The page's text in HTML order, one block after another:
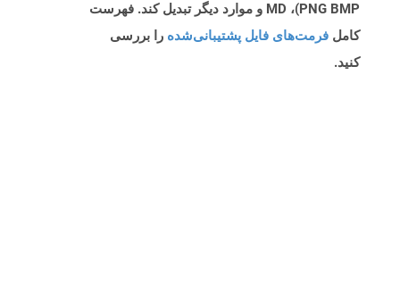
PNG BMP)، MD و موارد دیگر تبدیل کند. فهرست
کامل فرمت‌های فایل پشتیبانی‌شده را بررسی
کنید.